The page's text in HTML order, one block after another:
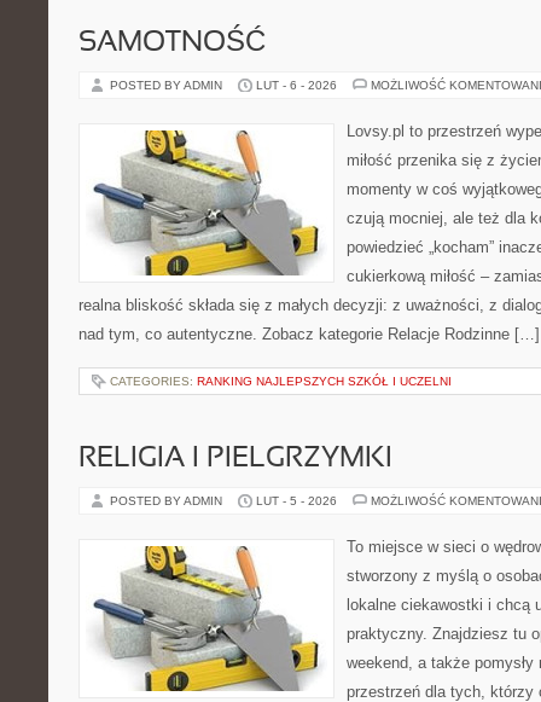
SAMOTNOŚĆ
POSTED BY ADMIN LUT - 6 - 2026 MOŻLIWOŚĆ
Lovsy.pl to przestrzeń
miłość przenika się z
momenty w coś
czują mocniej, ale też dla
powiedzieć „kocham”
cukierkową miłość –
realna bliskość składa się z małych decyzji: z uważności, z
nad tym, co autentyczne. Zobacz kategorie Relacje Rodzinne […]
CATEGORIES: RANKING NAJLEPSZYCH SZKÓŁ I UCZELNI
RELIGIA I PIELGRZYMKI
POSTED BY ADMIN LUT - 5 - 2026 MOŻLIWOŚĆ
To miejsce w sieci o
stworzony z myślą o
lokalne ciekawostki i chcą
praktyczny. Znajdziesz tu
weekend, a także
przestrzeń dla tych, którzy